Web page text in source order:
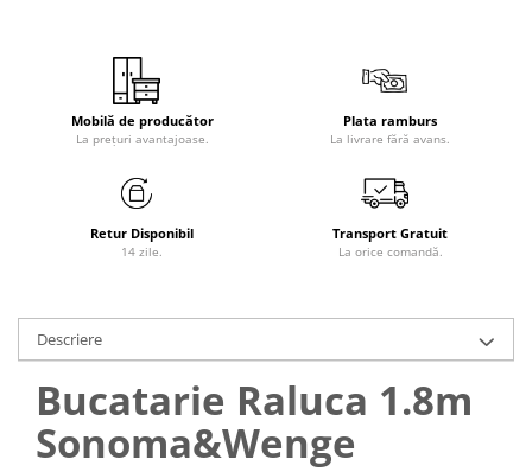
Mobilă de producător
La prețuri avantajoase.
Plata ramburs
La livrare fără avans.
Retur Disponibil
14 zile.
Transport Gratuit
La orice comandă.
Descriere
Bucatarie Raluca 1.8m
Sonoma&Wenge